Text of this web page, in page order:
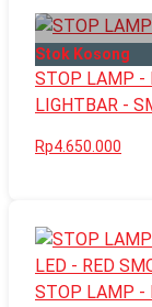
Stok Kosong
STOP LAMP -
LIGHTBAR -
Rp4.650.000
STOP LAMP -